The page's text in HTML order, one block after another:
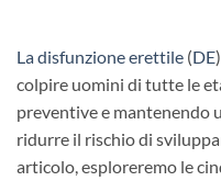
La disfunzione erettile (DE
colpire uomini di tutte le
preventive e mantenendo
ridurre il rischio di
articolo, esploreremo le